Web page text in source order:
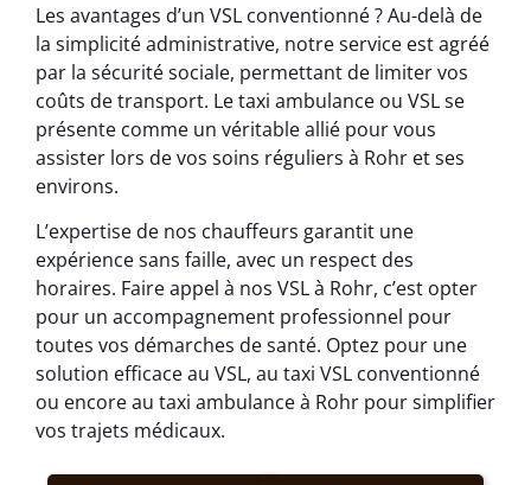
Les avantages d’un VSL conventionné ? Au-delà de
la simplicité administrative, notre service est agréé
par la sécurité sociale, permettant de limiter vos
coûts de transport. Le taxi ambulance ou VSL se
présente comme un véritable allié pour vous
assister lors de vos soins réguliers à Rohr et ses
environs.
L’expertise de nos chauffeurs garantit une
expérience sans faille, avec un respect des
horaires. Faire appel à nos VSL à Rohr, c’est opter
pour un accompagnement professionnel pour
toutes vos démarches de santé. Optez pour une
solution efficace au VSL, au taxi VSL conventionné
ou encore au taxi ambulance à Rohr pour simplifier
vos trajets médicaux.